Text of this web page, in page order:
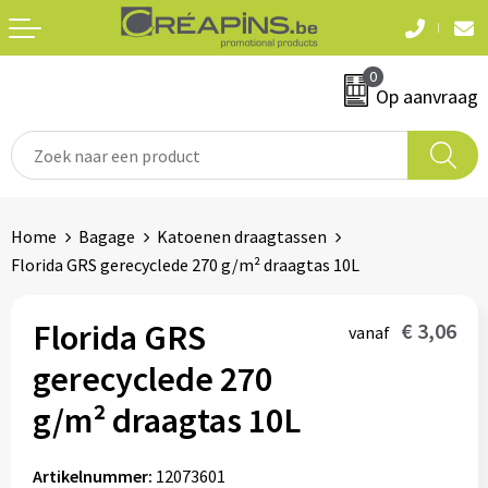
0
Op aanvraag
T-shirts
Sweaters en hoodies
Jassen
Hemden
Automerken
Eten & drinken
Snoepgoed
Waterflesjes
Home Bagage
Katoenen draagtassen
Florida GRS gerecyclede 270 g/m² draagtas 10L
Florida GRS
gerecyclede 270
g/m² draagtas 10L
vanaf € 3,06
Artikelnummer: 12073601